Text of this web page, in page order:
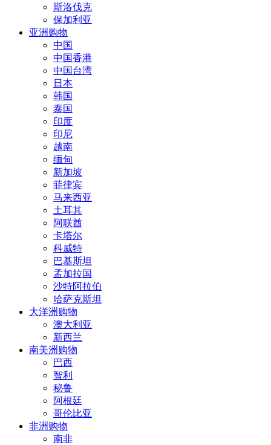
斯洛伐克
保加利亚
亚洲购物
中国
中国香港
中国台湾
日本
韩国
泰国
印度
印尼
越南
缅甸
新加坡
菲律宾
马来西亚
土耳其
阿联酋
卡塔尔
科威特
巴基斯坦
孟加拉国
沙特阿拉伯
哈萨克斯坦
大洋洲购物
澳大利亚
新西兰
南美洲购物
巴西
智利
秘鲁
阿根廷
哥伦比亚
非洲购物
南非